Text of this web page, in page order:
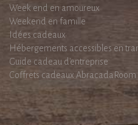
Week end en amoureux
Weekend en famille
Idées cadeaux
Hébergements accessibles en
Guide cadeau d'entreprise
Coffrets cadeaux AbracadaRoom